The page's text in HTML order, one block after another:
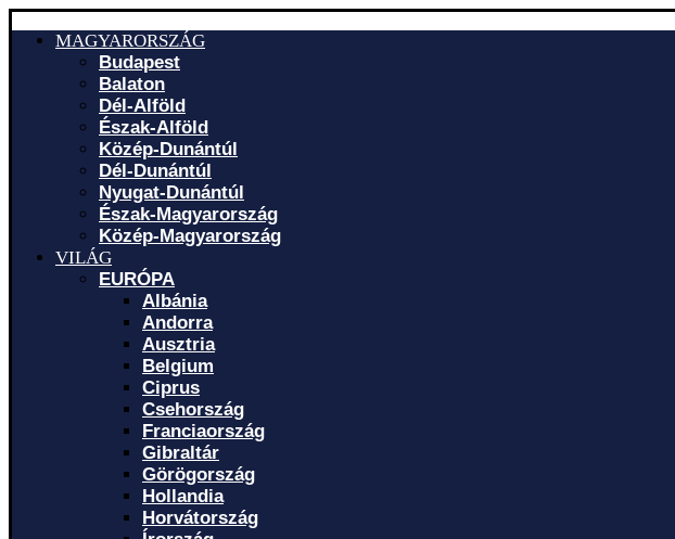
MAGYARORSZÁG
Budapest
Balaton
Dél-Alföld
Észak-Alföld
Közép-Dunántúl
Dél-Dunántúl
Nyugat-Dunántúl
Észak-Magyarország
Közép-Magyarország
VILÁG
EURÓPA
Albánia
Andorra
Ausztria
Belgium
Ciprus
Csehország
Franciaország
Gibraltár
Görögország
Hollandia
Horvátország